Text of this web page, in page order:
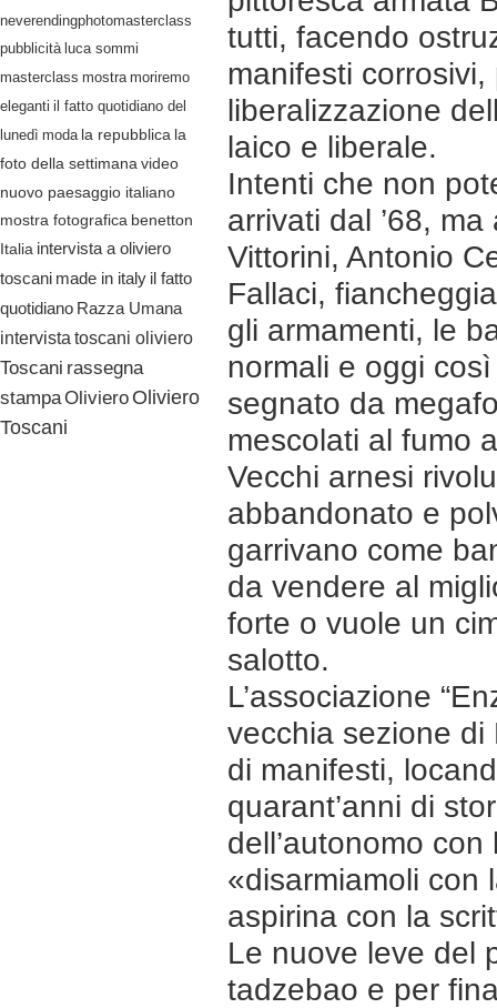
neverendingphotomasterclass
pubblicità luca sommi
masterclass mostra moriremo
eleganti il fatto quotidiano del
lunedì moda la repubblica la
foto della settimana video
nuovo paesaggio italiano
mostra fotografica benetton
Italia intervista a oliviero
toscani made in italy il fatto
quotidiano Razza Umana
intervista toscani oliviero
Toscani rassegna
stampaOliviero Oliviero
Toscani
tutti, facendo
manifesti
liberalizzazione
laico e liberale.
Intenti che non
arrivati dal ’68,
Vittorini, Antonio
Fallaci,
gli armamenti, le
normali e oggi
segnato da
mescolati al fumo
Vecchi arnesi
abbandonato e
garrivano come
da vendere al
forte o vuole un
salotto.
L’associazione
vecchia sezione di
di manifesti,
quarant’anni di
dell’autonomo
«disarmiamoli con
aspirina con la
Le nuove leve del
tadzebao e per